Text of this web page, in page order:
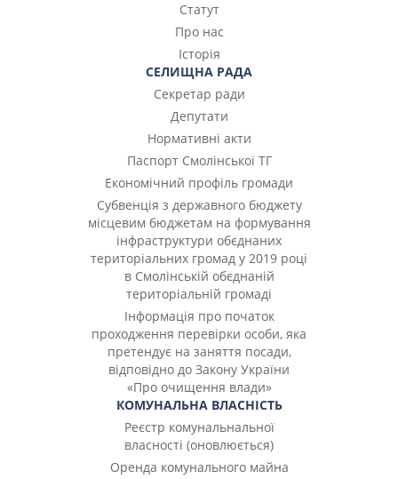
Статут
Про нас
Історія
СЕЛИЩНА РАДА
Секретар ради
Депутати
Нормативні акти
Паспорт Смолінської ТГ
Економічний профіль громади
Субвенція з державного бюджету
місцевим бюджетам на формування
інфраструктури обєднаних
територіальних громад у 2019 році
в Смолінській обєднаній
територіальній громаді
Інформація про початок
проходження перевірки особи, яка
претендує на заняття посади,
відповідно до Закону України
«Про очищення влади»
КОМУНАЛЬНА ВЛАСНІСТЬ
Реєстр комунальнальної
власності (оновлюється)
Оренда комунального майна